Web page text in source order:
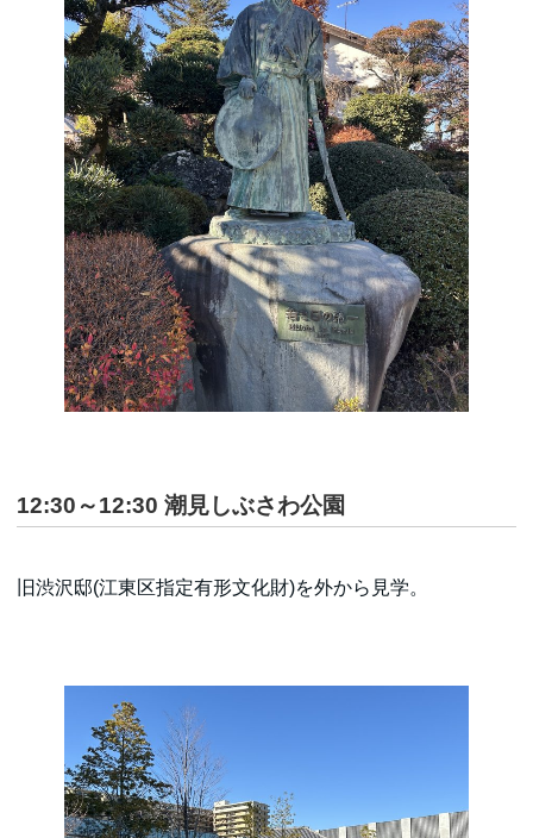
12:30～12:30潮見しぶさわ公園
旧渋沢邸(江東区指定有形文化財)を外から見学。